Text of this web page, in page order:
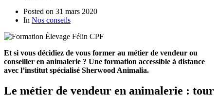
Posted on 31 mars 2020
In Nos conseils
Et si vous décidiez de vous former au métier de vendeur ou
conseiller en animalerie ? Une formation accessible à distance
avec l’institut spécialisé Sherwood Animalia.
Le métier de vendeur en animalerie : tour